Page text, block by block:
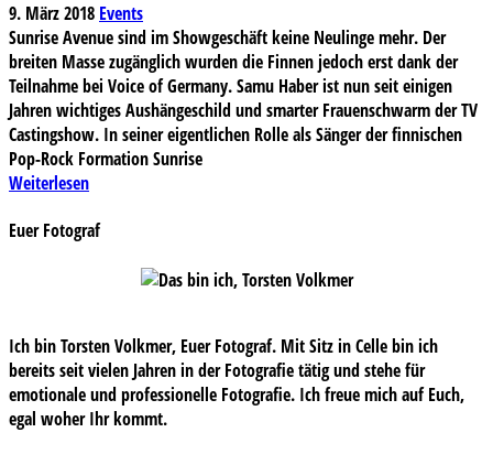
9. März 2018 Events
Sunrise Avenue sind im Showgeschäft keine Neulinge mehr. Der
breiten Masse zugänglich wurden die Finnen jedoch erst dank der
Teilnahme bei Voice of Germany. Samu Haber ist nun seit einigen
Jahren wichtiges Aushängeschild und smarter Frauenschwarm der TV
Castingshow. In seiner eigentlichen Rolle als Sänger der finnischen
Pop-Rock Formation Sunrise
Weiterlesen
Euer Fotograf
Ich bin Torsten Volkmer, Euer Fotograf. Mit Sitz in Celle bin ich
bereits seit vielen Jahren in der Fotografie tätig und stehe für
emotionale und professionelle Fotografie. Ich freue mich auf Euch,
egal woher Ihr kommt.